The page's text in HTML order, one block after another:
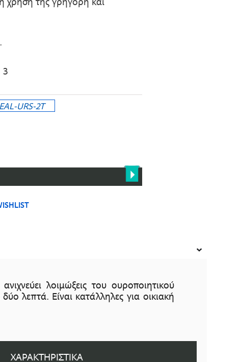
3
URS-2T
λοιμώξεις του ουροποιητικού
λεπτά. Είναι κατάλληλες για οικιακή
ΧΑΡΑΚΤΗΡΙΣΤΙΚΑ